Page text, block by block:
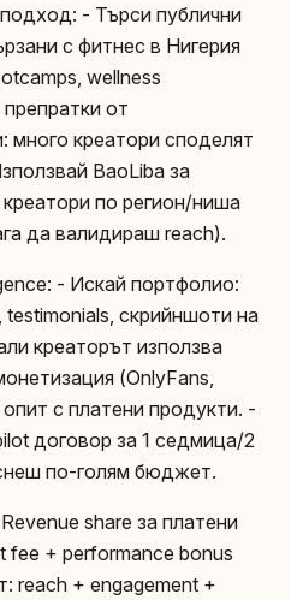
- Търси публични
с фитнес в Нигерия
wellness
от
много креатори споделят
BaoLiba за
по регион/нишa
да валидираш reach).
- Искай портфолио:
скрийншоти на
креаторът използва
(OnlyFans,
с платени продукти. -
договор за 1 седмица/2
по-голям бюджет.
share за платени
fee + performance bonus
reach + engagement +